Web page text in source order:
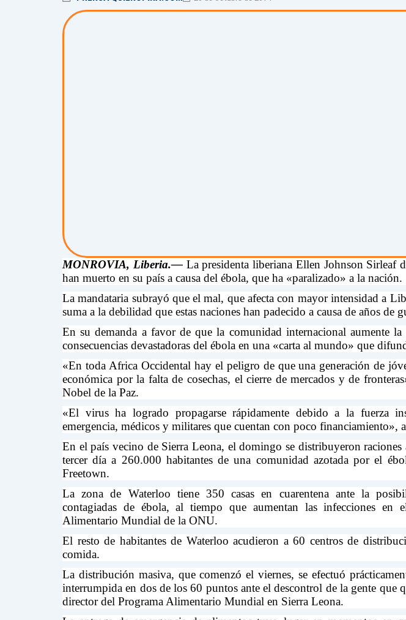
MONROVIA, Liberia.—La presidenta liberiana Ellen Johnson Sirleaf
han muerto en su país a causa del ébola, que ha «paralizado» a la nación.
La mandataria subrayó que el mal, que afecta con mayor intensidad a
suma a la debilidad que estas naciones han padecido a causa de años de
En su demanda a favor de que la comunidad internacional aumente la
consecuencias devastadoras del ébola en una «carta al mundo» que
«En toda Africa Occidental hay el peligro de que una generación de
económica por la falta de cosechas, el cierre de mercados y de
Nobel de la Paz.
«El virus ha logrado propagarse rápidamente debido a la fuerza
emergencia, médicos y militares que cuentan con poco financiamiento»,
En el país vecino de Sierra Leona, el domingo se distribuyeron raciones
tercer día a 260.000 habitantes de una comunidad azotada por el
Freetown.
La zona de Waterloo tiene 350 casas en cuarentena ante la
contagiadas de ébola, al tiempo que aumentan las infecciones en
Alimentario Mundial de la ONU.
El resto de habitantes de Waterloo acudieron a 60 centros de
comida.
La distribución masiva, que comenzó el viernes, se efectuó
interrumpida en dos de los 60 puntos ante el descontrol de la gente que
director del Programa Alimentario Mundial en Sierra Leona.